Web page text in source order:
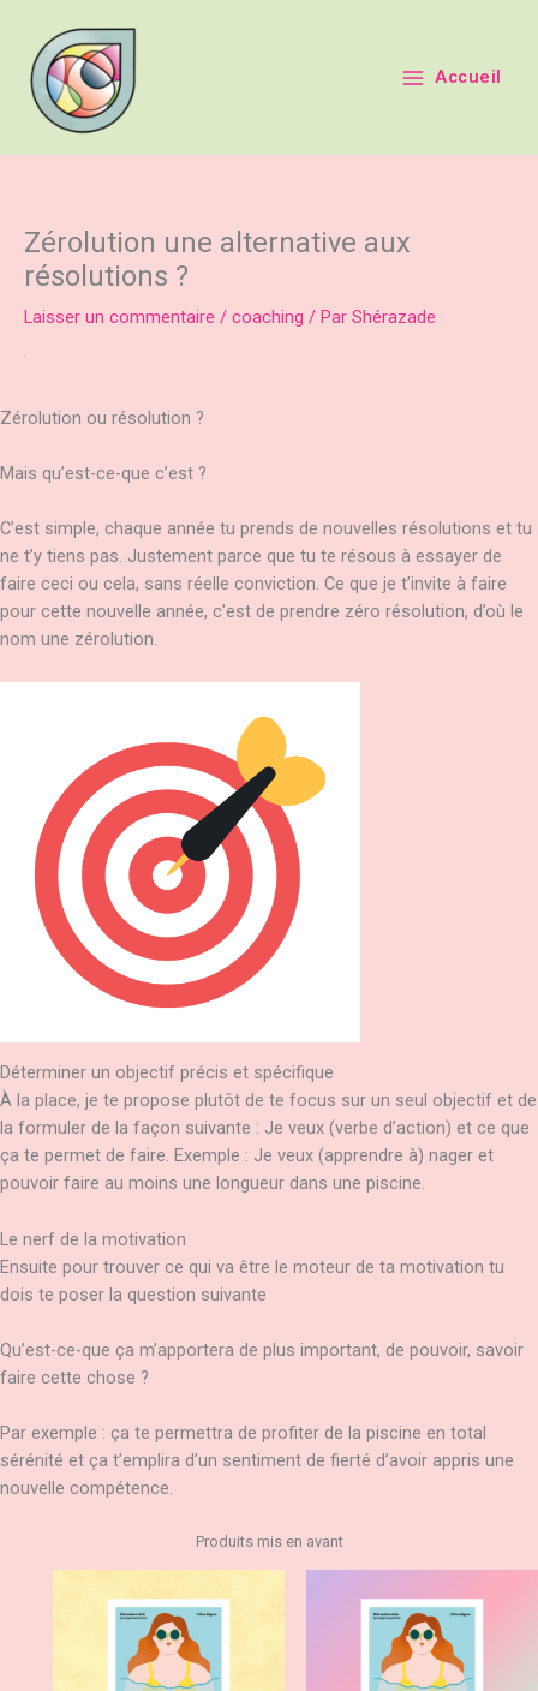
principal
contenu
Accueil
Zérolution une alternative aux
résolutions ?
Laisser un commentaire / coaching / Par Shérazade
Zérolution ou résolution ?
Mais qu’est-ce-que c’est ?
C’est simple, chaque année tu prends de nouvelles résolutions et tu
ne t’y tiens pas. Justement parce que tu te résous à essayer de
faire ceci ou cela, sans réelle conviction. Ce que je t’invite à faire
pour cette nouvelle année, c’est de prendre zéro résolution, d’où le
nom une zérolution.
Déterminer un objectif précis et spécifique
À la place, je te propose plutôt de te focus sur un seul objectif et de
la formuler de la façon suivante : Je veux (verbe d’action) et ce que
ça te permet de faire. Exemple : Je veux (apprendre à) nager et
pouvoir faire au moins une longueur dans une piscine.
Le nerf de la motivation
Ensuite pour trouver ce qui va être le moteur de ta motivation tu
dois te poser la question suivante
Qu’est-ce-que ça m’apportera de plus important, de pouvoir, savoir
faire cette chose ?
Par exemple : ça te permettra de profiter de la piscine en total
sérénité et ça t’emplira d’un sentiment de fierté d’avoir appris une
nouvelle compétence.
Produits mis en avant